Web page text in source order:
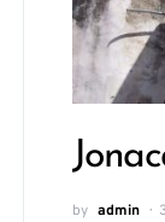
by admin